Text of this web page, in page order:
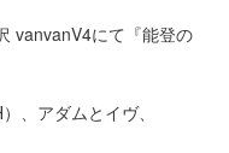
vanvanV4にて『能登の
、アダムとイヴ、